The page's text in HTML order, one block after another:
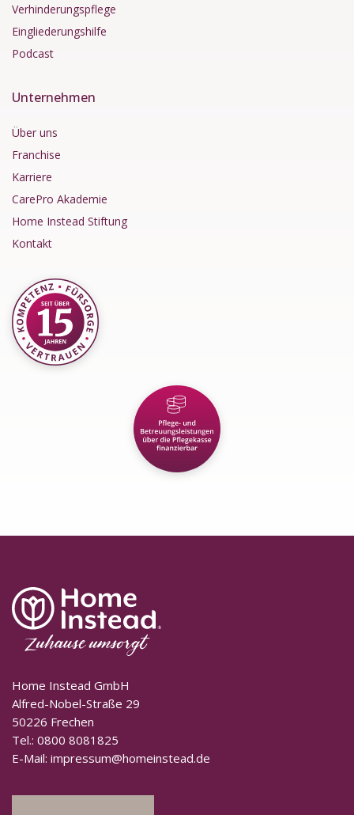
Verhinderungspflege
Eingliederungshilfe
Podcast
Unternehmen
Über uns
Franchise
Karriere
CarePro Akademie
Home Instead Stiftung
Kontakt
Home Instead GmbH
Alfred-Nobel-Straße 29
50226 Frechen
Tel.: 0800 8081825
E-Mail: impressum@homeinstead.de